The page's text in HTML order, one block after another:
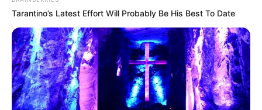
Tarantino’s Latest Effort Will Probably Be His Best To Date